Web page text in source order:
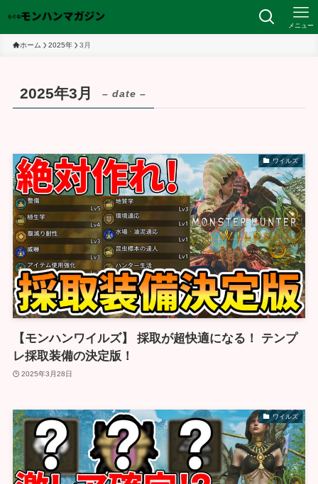
メニュー
ホーム 2025年 3月
2025年3月 – date –
ワイルズ
【モンハンワイルズ】 採取が超快適になる！ テンプ
レ採取装備の決定版！
2025年3月28日
ワイルズ